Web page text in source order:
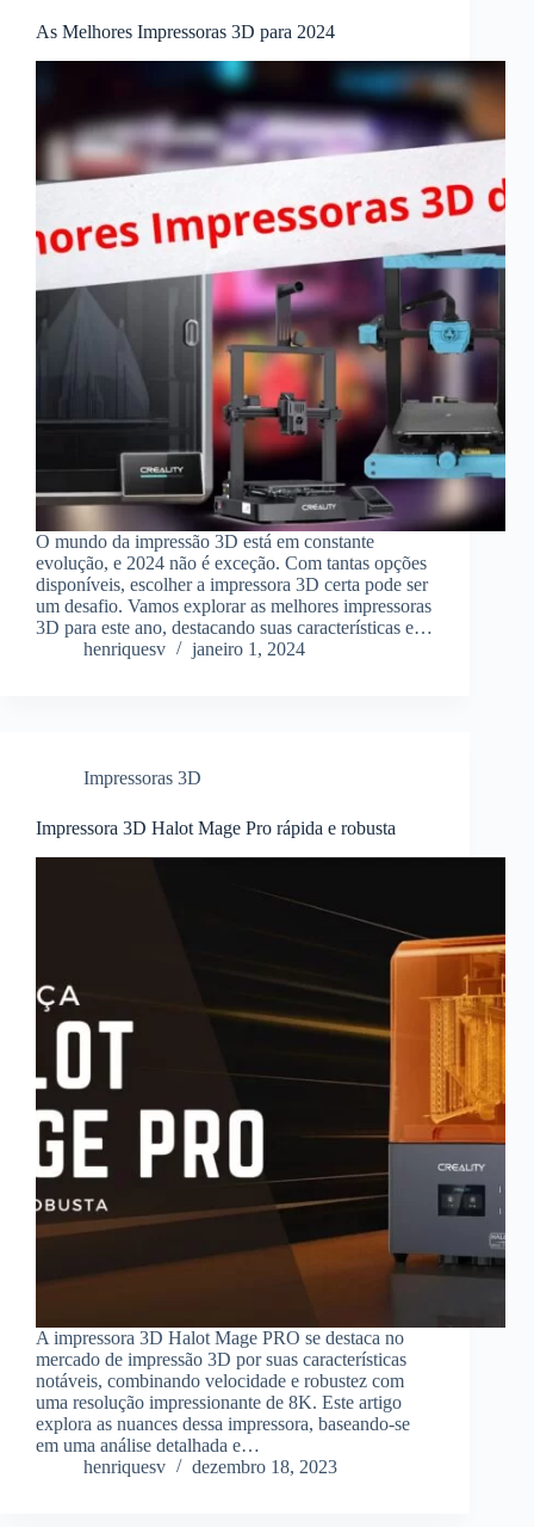
As Melhores Impressoras 3D para 2024
O mundo da impressão 3D está em constante
evolução, e 2024 não é exceção. Com tantas opções
disponíveis, escolher a impressora 3D certa pode ser
um desafio. Vamos explorar as melhores impressoras
3D para este ano, destacando suas características e…
henriquesv
janeiro 1, 2024
Impressoras 3D
Impressora 3D Halot Mage Pro rápida e robusta
A impressora 3D Halot Mage PRO se destaca no
mercado de impressão 3D por suas características
notáveis, combinando velocidade e robustez com
uma resolução impressionante de 8K. Este artigo
explora as nuances dessa impressora, baseando-se
em uma análise detalhada e…
henriquesv
dezembro 18, 2023